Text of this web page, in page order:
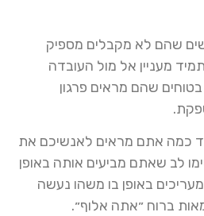
שהם לא מקבלים מספיק
מעניין אל מול העובדה
שהם מראים פרגון
כמה אתם מראים לאנשיכם את
לב שאתם מביעים אותה באופן
באופן בו משהו נעשה
ברוח ״אתה אלוף״.